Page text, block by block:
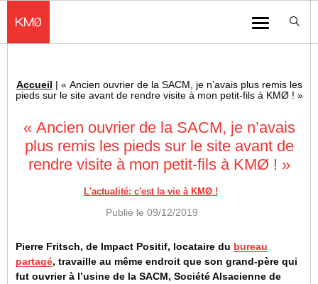
Menu
Fil d'Ariane :
Accueil | « Ancien ouvrier de la SACM, je n’avais plus remis les
pieds sur le site avant de rendre visite à mon petit-fils à KMØ ! »
« Ancien ouvrier de la SACM, je n’avais
plus remis les pieds sur le site avant de
rendre visite à mon petit-fils à KMØ ! »
L'actualité: c'est la vie à KMØ !
Publié le 09/12/2019
Pierre Fritsch, de Impact Positif, locataire du bureau
partagé, travaille au même endroit que son grand-père qui
fut ouvrier à l’usine de la SACM, Société Alsacienne de